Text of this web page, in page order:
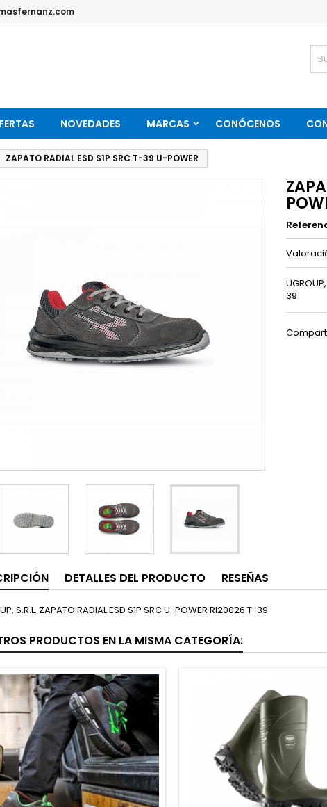
NOVEDADES MARCAS CONÓCENOS
ZAPATO RADIAL ESD S1P SRC T-39 U-POWER
39
DETALLES DEL PRODUCTO RESEÑAS
S.R.L. ZAPATO RADIAL ESD S1P SRC U-POWER RI20026 T-39
PRODUCTOS EN LA MISMA CATEGORÍA: